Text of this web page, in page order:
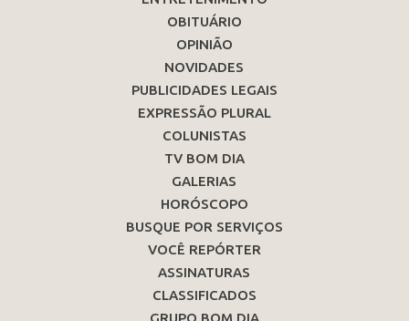
OBITUÁRIO
OPINIÃO
NOVIDADES
PUBLICIDADES LEGAIS
EXPRESSÃO PLURAL
COLUNISTAS
TV BOM DIA
GALERIAS
HORÓSCOPO
BUSQUE POR SERVIÇOS
VOCÊ REPÓRTER
ASSINATURAS
CLASSIFICADOS